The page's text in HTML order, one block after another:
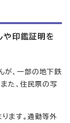
や印鑑証明を
が、一部の地下鉄
た、住民票の写
ます。通勤等外